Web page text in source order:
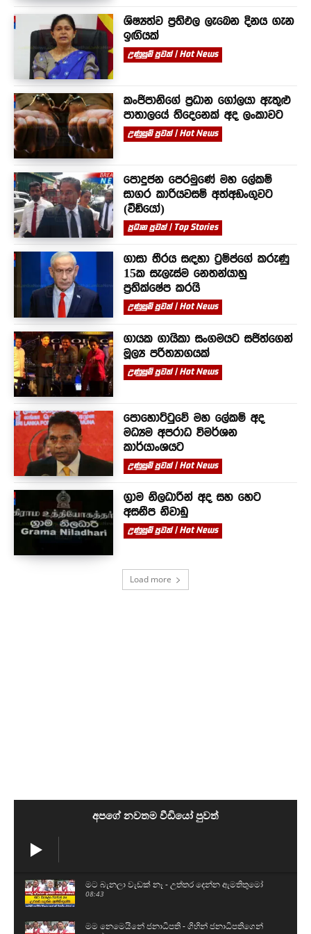
ශිෂ්‍යත්ව ප්‍රතිඵල ලැබෙන දිනය ගැන
ඉඟියක්
උණුසුම් පුවත් | Hot News
කංජිපානිගේ ප්‍රධාන ගෝලයා ඇතුළු
පාතාලයේ තිදෙනෙක් අද ලංකාවට
උණුසුම් පුවත් | Hot News
පොදුජන පෙරමුණේ මහ ලේකම්
සාගර කාරියවසම් අත්අඩංගුවට
(වීඩියෝ)
ප්‍රධාන පුවත් | Top Stories
ගාසා තීරය සඳහා ට්‍රම්ප්ගේ කරුණු
15ක සැලැස්ම නෙතන්යාහු
ප්‍රතික්ෂේප කරයි
උණුසුම් පුවත් | Hot News
ගායක ගායිකා සංගමයට සජිත්ගෙන්
මූල්‍ය පරිත්‍යාගයක්
උණුසුම් පුවත් | Hot News
පොහොට්ටුවේ මහ ලේකම් අද
මධ්‍යම අපරාධ විමර්ශන
කාර්යාංශයට
උණුසුම් පුවත් | Hot News
ග්‍රාම නිලධාරීන් අද සහ හෙට
අසනීප නිවාඩු
උණුසුම් පුවත් | Hot News
Load more
අපගේ නවතම වීඩියෝ පුවත්
මට බැනලා වැඩක් නෑ - උත්තර දෙන්න ඇමතිතුමෝ
08:43
මම නෙමෙයිනේ ජනාධිපති - ගිහින් ජනාධිපතිගෙන්